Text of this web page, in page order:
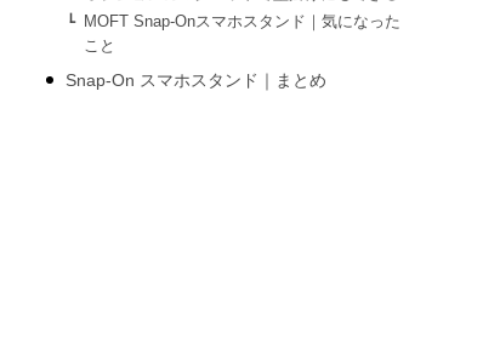
MOFT Snap-Onスマホスタンド｜気になった
こと
Snap-On スマホスタンド｜まとめ